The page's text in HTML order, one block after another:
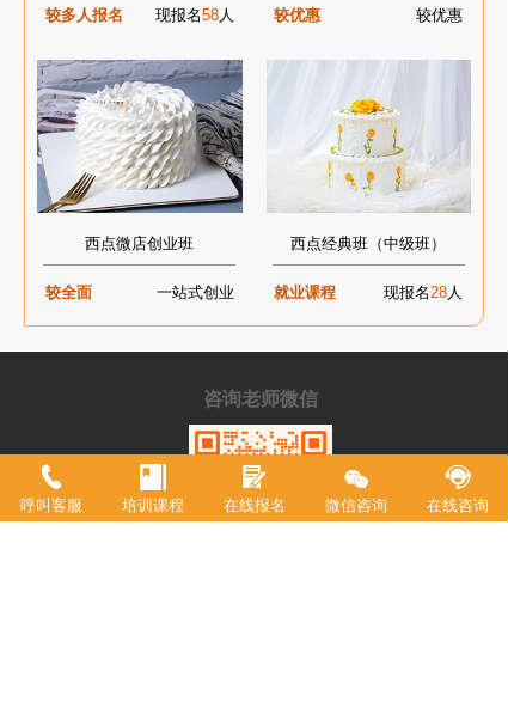
呼叫客服 培训课程 在线报名 微信咨询 在线咨询
较多人报名 现报名58人 较优惠 较优惠
西点微店创业班
较全面 一站式创业
西点经典班（中级班）
就业课程 现报名28人
咨询老师微信